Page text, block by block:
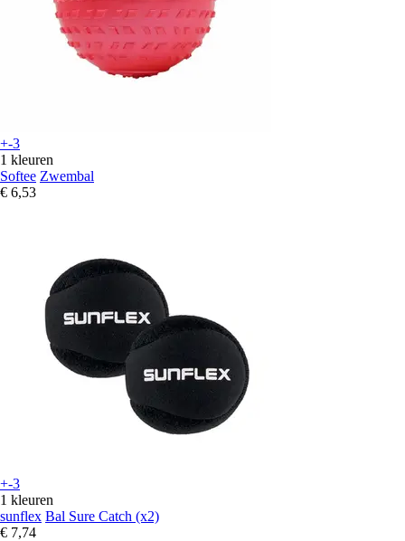
+-3
1 kleuren
Softee Zwembal
€ 6,53
+-3
1 kleuren
sunflex Bal Sure Catch (x2)
€ 7,74